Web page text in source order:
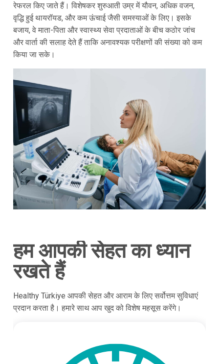
रेफरल किए जाते हैं। विशेषकर शुरुआती उम्र में यौवन, अधिक वजन,
वृद्धि हुई थायरॉयड, और कम ऊंचाई जैसी समस्याओं के लिए। इसके
बजाय, वे माता-पिता और स्वास्थ्य सेवा प्रदाताओं के बीच कठोर जांच
और वार्ता की सलाह देते हैं ताकि अनावश्यक परीक्षणों की संख्या को कम
किया जा सके।
हम आपकी सेहत का ध्यान
रखते हैं
Healthy Türkiye आपकी सेहत और आराम के लिए सर्वोत्तम सुविधाएं
प्रदान करता है। हमारे साथ आप खुद को विशेष महसूस करेंगे।